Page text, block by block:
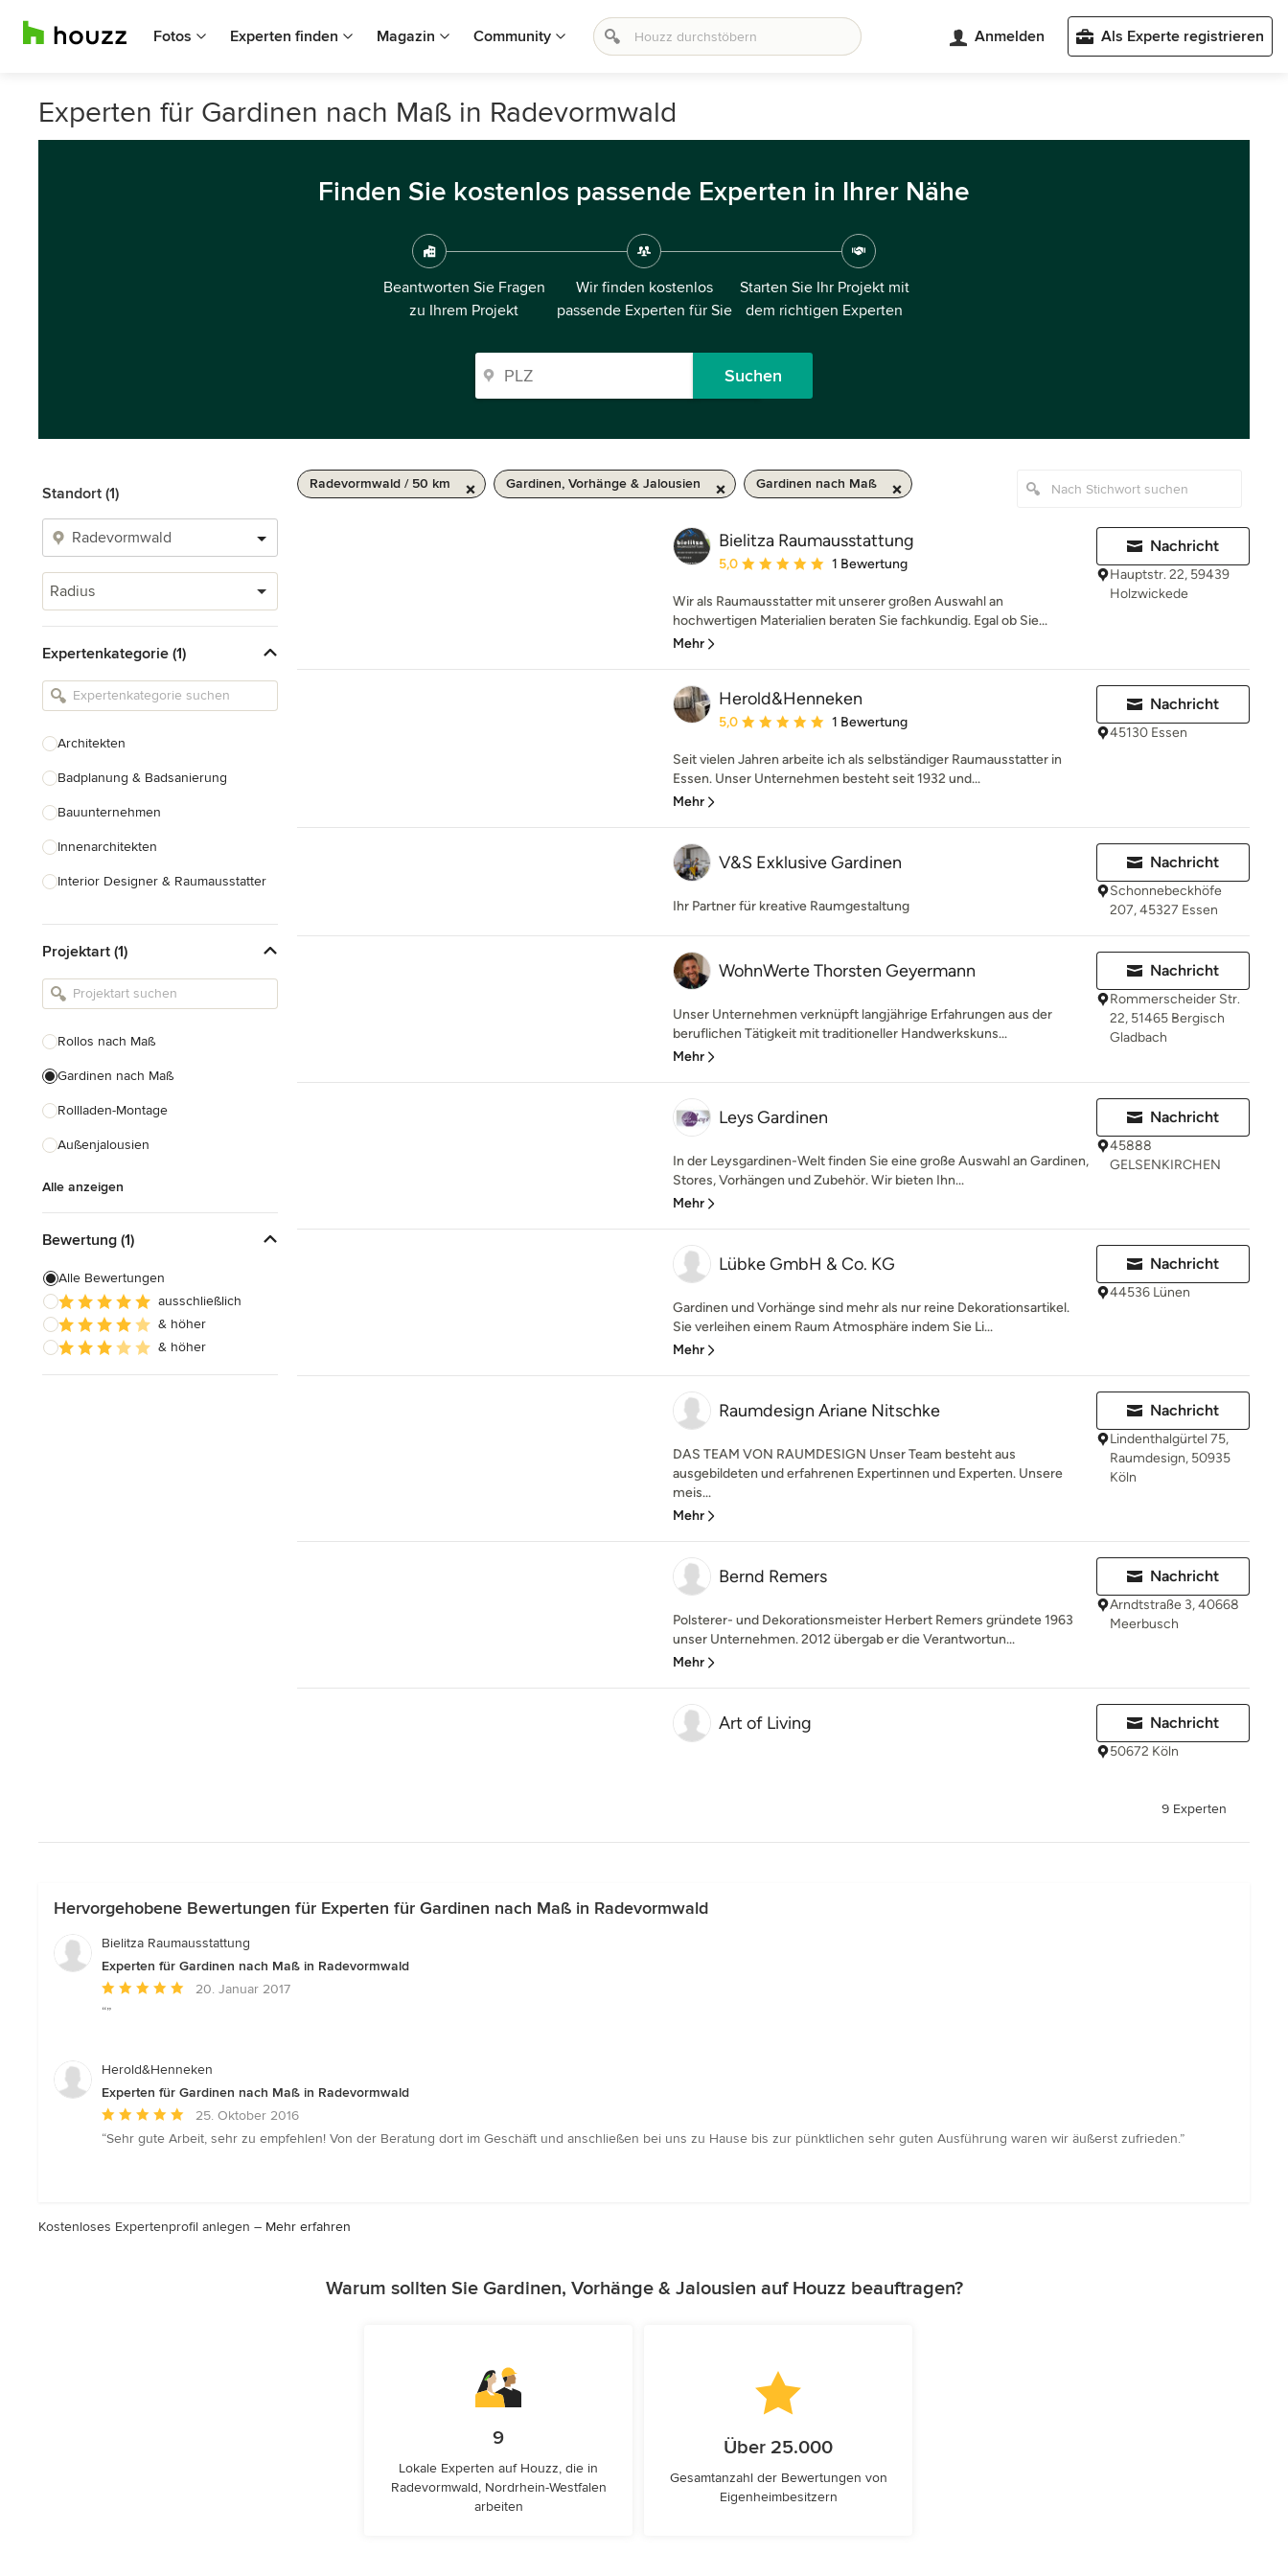
Fotos Experten finden Magazin Community Anmelden Als Experte registrieren
Experten für Gardinen nach Maß in Radevormwald
Finden Sie kostenlos passende Experten in Ihrer Nähe
Beantworten Sie Fragen
zu Ihrem Projekt
Wir finden kostenlos
passende Experten für Sie
Starten Sie Ihr Projekt mit
dem richtigen Experten
Suchen
Standort (1)
Radius
Expertenkategorie (1)
Architekten
Badplanung & Badsanierung
Bauunternehmen
Innenarchitekten
Interior Designer & Raumausstatter
Landschaftsarchitekten
Armaturen & Sanitärbedarf
Projektart (1)
Rollos nach Maß
Gardinen nach Maß
Rollladen-Montage
Außenjalousien
Alle anzeigen
Bewertung (1)
Alle Bewertungen
ausschließlich
& höher
& höher
Radevormwald / 50 km Gardinen, Vorhänge & Jalousien Gardinen nach Maß
Bielitza Raumausstattung
Durchschnittliche Bewertung: 5 von 5 Sternen
5,0 1 Bewertung
Wir als Raumausstatter mit unserer großen Auswahl an
hochwertigen Materialien beraten Sie fachkundig. Egal ob Sie...
Mehr
Nachricht
Hauptstr. 22, 59439
Holzwickede
Herold&Henneken
Durchschnittliche Bewertung: 5 von 5 Sternen
5,0 1 Bewertung
Seit vielen Jahren arbeite ich als selbständiger Raumausstatter in
Essen. Unser Unternehmen besteht seit 1932 und...
Mehr
Nachricht
45130 Essen
V&S Exklusive Gardinen
Ihr Partner für kreative Raumgestaltung
Nachricht
Schonnebeckhöfe
207, 45327 Essen
WohnWerte Thorsten Geyermann
Unser Unternehmen verknüpft langjährige Erfahrungen aus der
beruflichen Tätigkeit mit traditioneller Handwerkskuns...
Mehr
Nachricht
Rommerscheider Str.
22, 51465 Bergisch
Gladbach
Leys Gardinen
In der Leysgardinen-Welt finden Sie eine große Auswahl an Gardinen,
Stores, Vorhängen und Zubehör. Wir bieten Ihn...
Mehr
Nachricht
45888
GELSENKIRCHEN
Lübke GmbH & Co. KG
Gardinen und Vorhänge sind mehr als nur reine Dekorationsartikel.
Sie verleihen einem Raum Atmosphäre indem Sie Li...
Mehr
Nachricht
44536 Lünen
Raumdesign Ariane Nitschke
DAS TEAM VON RAUMDESIGN Unser Team besteht aus
ausgebildeten und erfahrenen Expertinnen und Experten. Unsere
meis...
Mehr
Nachricht
Lindenthalgürtel 75,
Raumdesign, 50935
Köln
Bernd Remers
Polsterer- und Dekorationsmeister Herbert Remers gründete 1963
unser Unternehmen. 2012 übergab er die Verantwortun...
Mehr
Nachricht
Arndtstraße 3, 40668
Meerbusch
Art of Living Nachricht
50672 Köln
9 Experten
Hervorgehobene Bewertungen für Experten für Gardinen nach Maß in Radevormwald
Bielitza Raumausstattung
Experten für Gardinen nach Maß in Radevormwald
Durchschnittliche
Bewertung:
5
20. Januar 2017
“”
Herold&Henneken
Experten für Gardinen nach Maß in Radevormwald
Durchschnittliche
Bewertung:
25. Oktober 2016
“Sehr gute Arbeit, sehr zu empfehlen! Von der Beratung dort im Geschäft und anschließen bei uns zu Hause bis zur pünktlichen sehr guten Ausführung waren wir äußerst zufrieden.”
Kostenloses Expertenprofil anlegen – Mehr erfahren
Warum sollten Sie Gardinen, Vorhänge & Jalousien auf Houzz beauftragen?
9
Lokale Experten auf Houzz, die in
Radevormwald, Nordrhein-Westfalen
arbeiten
Über 25.000
Gesamtanzahl der Bewertungen von
Eigenheimbesitzern